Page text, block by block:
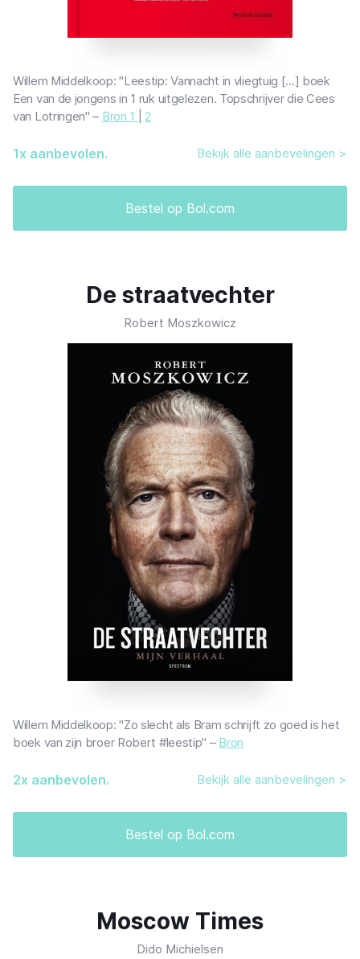
Willem Middelkoop: "Leestip: Vannacht in vliegtuig [...] boek
Een van de jongens in 1 ruk uitgelezen. Topschrijver die Cees
van Lotringen" – Bron 1 |2
Bestel op Bol.com
1x aanbevolen. Bekijk alle aanbevelingen >
De straatvechter
Robert Moszkowicz
Willem Middelkoop: "Zo slecht als Bram schrijft zo goed is het
boek van zijn broer Robert #leestip" – Bron
Bestel op Bol.com
2x aanbevolen. Bekijk alle aanbevelingen >
Moscow Times
Dido Michielsen